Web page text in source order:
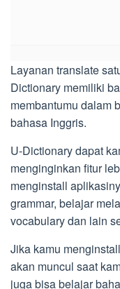
Layanan translate
Dictionary memiliki
membantumu dalam
bahasa Inggris.
U-Dictionary dapat
menginginkan fitur
menginstall
grammar, belajar
vocabulary dan lain
Jika kamu
akan muncul saat
juga bisa belajar